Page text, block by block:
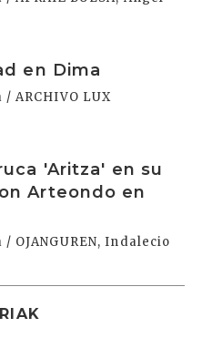
en Dima
/ ARCHIVO LUX
'Aritza' en su
Arteondo en
OJANGUREN, Indalecio